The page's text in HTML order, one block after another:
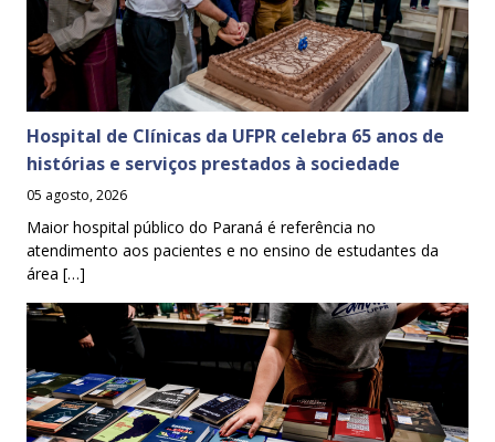
Hospital de Clínicas da UFPR celebra 65 anos de
histórias e serviços prestados à sociedade
05 agosto, 2026
Maior hospital público do Paraná é referência no
atendimento aos pacientes e no ensino de estudantes da
área […]